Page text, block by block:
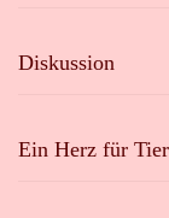
Diskussion
Ein Herz für